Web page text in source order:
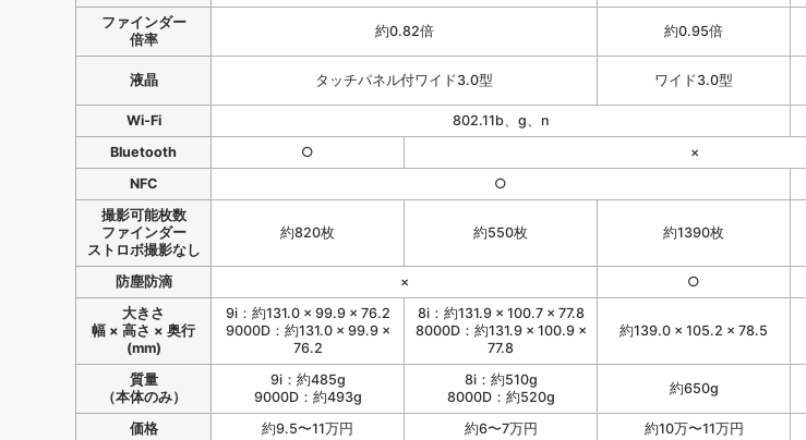
ファインダー
倍率
約0.82倍 約0.95倍
液晶 タッチパネル付ワイド3.0型 ワイド3.0型
Wi-Fi
802.11b、g、n
Bluetooth
○
×
NFC
○
撮影可能枚数
ファインダー
ストロボ撮影なし
約820枚 約550枚 約1390枚
防塵防滴 × ○
大きさ
幅 × 高さ × 奥行
(mm)
9i：約131.0 × 99.9 × 76.2
9000D：約131.0 × 99.9 ×
76.2
8i：約131.9 × 100.7 × 77.8
8000D：約131.9 × 100.9 ×
77.8
約139.0 × 105.2 × 78.5
質量
（本体のみ）
9i：約485g
9000D：約493g
8i：約510g
8000D：約520g
約650g
価格 約9.5〜11万円 約6〜7万円 約10万〜11万円